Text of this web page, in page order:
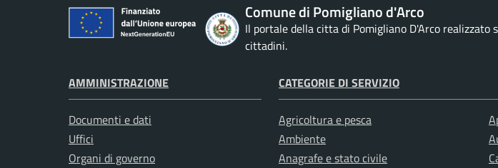
Comune di Pomigliano d'Arco
Il portale della citta di Pomigliano D'Arco
cittadini.
AMMINISTRAZIONE
Documenti e dati
Uffici
Organi di governo
CATEGORIE DI SERVIZIO
Agricoltura e pesca
Ambiente
Anagrafe e stato civile